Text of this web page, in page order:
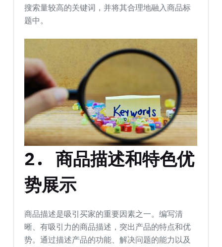
搜索量较高的关键词，并将其合理地融入商品标
题中。
2.商品描述和特色优
势展示
商品描述是吸引买家的重要因素之一。编写清
晰、有吸引力的商品描述，突出产品的特点和优
势。通过描述产品的功能、解决问题的能力以及